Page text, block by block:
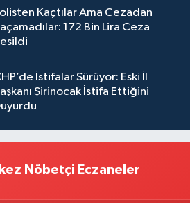
Kaçtılar Ama Cezadan
172 Bin Lira Ceza
İstifalar Sürüyor: Eski İl
Şirinocak İstifa Ettiğini
Nöbetçi Eczaneler